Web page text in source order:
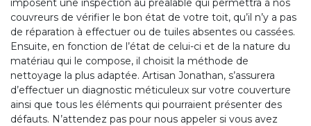
imposent une inspection au préalable qui permettra à nos
couvreurs de vérifier le bon état de votre toit, qu’il n’y a pas
de réparation à effectuer ou de tuiles absentes ou cassées.
Ensuite, en fonction de l’état de celui-ci et de la nature du
matériau qui le compose, il choisit la méthode de
nettoyage la plus adaptée. Artisan Jonathan, s’assurera
d’effectuer un diagnostic méticuleux sur votre couverture
ainsi que tous les éléments qui pourraient présenter des
défauts. N’attendez pas pour nous appeler si vous avez